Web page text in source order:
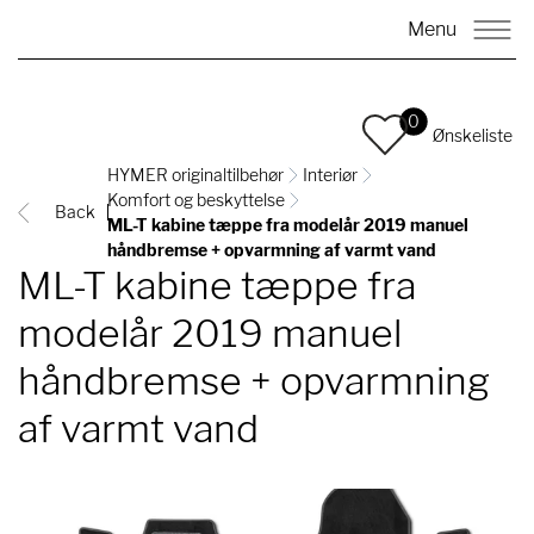
Menu
0
Ønskeliste
Back
HYMER originaltilbehør
Interiør
Komfort og beskyttelse
ML-T kabine tæppe fra modelår 2019 manuel
håndbremse + opvarmning af varmt vand
ML-T kabine tæppe fra
modelår 2019 manuel
håndbremse + opvarmning
af varmt vand